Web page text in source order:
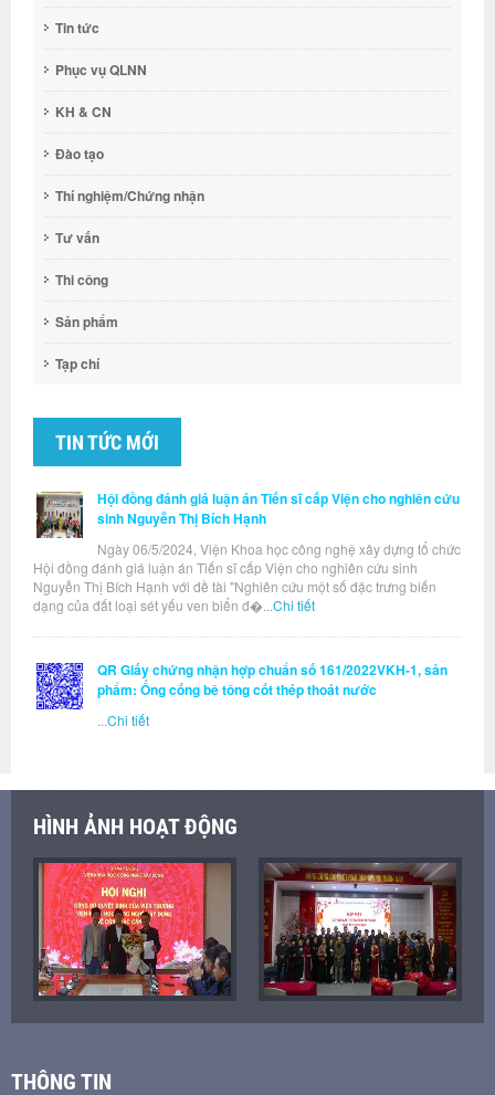
Tin tức
Phục vụ QLNN
KH & CN
Đào tạo
Thí nghiệm/Chứng nhận
Tư vấn
Thi công
Sản phẩm
Tạp chí
TIN TỨC MỚI
Hội đồng đánh giá luận án Tiến sĩ cấp Viện cho nghiên cứu
sinh Nguyễn Thị Bích Hạnh
Ngày 06/5/2024, Viện Khoa học công nghệ xây dựng tổ chức
Hội đồng đánh giá luận án Tiến sĩ cấp Viện cho nghiên cứu sinh
Nguyễn Thị Bích Hạnh với đề tài "Nghiên cứu một số đặc trưng biến
dạng của đất loại sét yếu ven biển đ�... Chi tiết
QR Giấy chứng nhận hợp chuẩn số 161/2022VKH-1, sản
phẩm: Ống cống bê tông cốt thép thoát nước
Chi tiết
HÌNH ẢNH HOẠT ĐỘNG
THÔNG TIN